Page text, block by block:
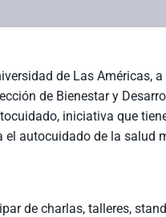
de Las Américas,
de Bienestar y
iniciativa que
el autocuidado de la salud
de charlas, talleres,